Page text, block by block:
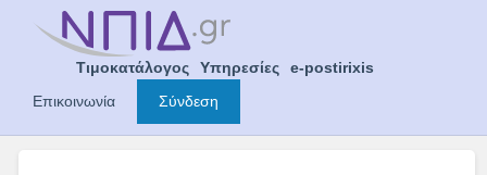
Τιμοκατάλογος Υπηρεσίες
e-postirixis
Επικοινωνία
Σύνδεση